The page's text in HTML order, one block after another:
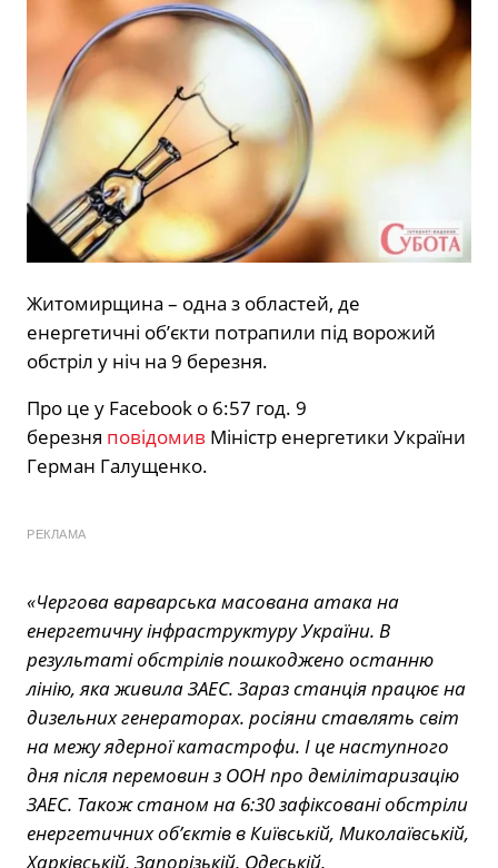
Житомирщина – одна з областей, де
енергетичні об’єкти потрапили під ворожий
обстріл у ніч на 9 березня.
Про це у Facebook о 6:57 год. 9
березня повідомив Міністр енергетики України
Герман Галущенко.
РЕКЛАМА
«Чергова варварська масована атака на
енергетичну інфраструктуру України. В
результаті обстрілів пошкоджено останню
лінію, яка живила ЗАЕС. Зараз станція працює на
дизельних генераторах. росіяни ставлять світ
на межу ядерної катастрофи. І це наступного
дня після перемовин з ООН про демілітаризацію
ЗАЕС. Також станом на 6:30 зафіксовані обстріли
енергетичних об’єктів в Київській, Миколаївській,
Харківській, Запорізькій, Одеській,